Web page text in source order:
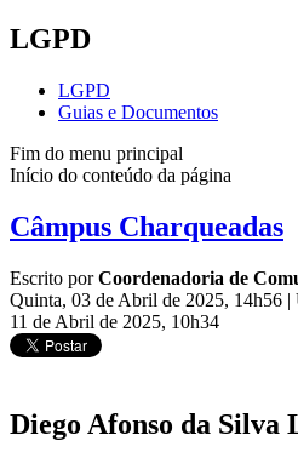
LGPD
LGPD
Guias e Documentos
Fim do menu principal
Início do conteúdo da página
Câmpus Charqueadas
Escrito porCoordenadoria de
Quinta, 03 de Abril de 2025, 14h56 |
11 de Abril de 2025, 10h34
Diego Afonso da Silva